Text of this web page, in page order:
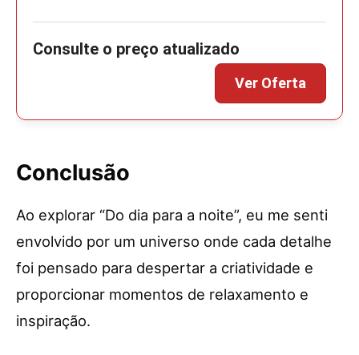
Conclusão
Ao explorar “Do dia para a noite”, eu me senti
envolvido por um universo onde cada detalhe
foi pensado para despertar a criatividade e
proporcionar momentos de relaxamento e
inspiração.